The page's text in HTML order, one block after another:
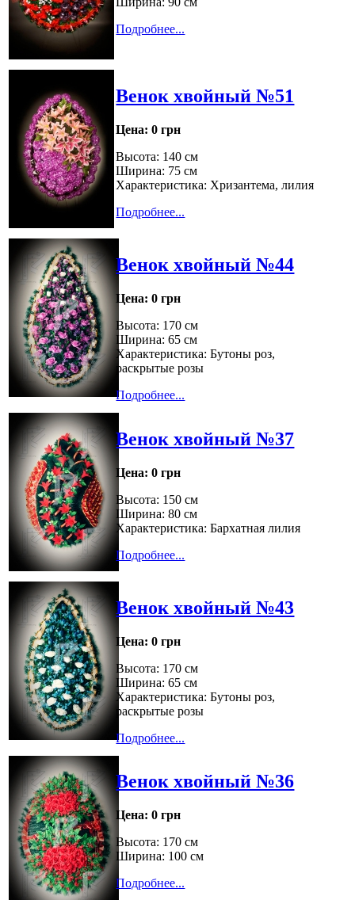
Подробнее...
Венок хвойный №51
Цена: 0 грн
Высота: 140 см
Ширина: 75 см
Характеристика: Хризантема, лилия
Подробнее...
Венок хвойный №44
Цена: 0 грн
Высота: 170 см
Ширина: 65 см
Характеристика: Бутоны роз,
раскрытые розы
Подробнее...
Венок хвойный №37
Цена: 0 грн
Высота: 150 см
Ширина: 80 см
Характеристика: Бархатная лилия
Подробнее...
Венок хвойный №43
Цена: 0 грн
Высота: 170 см
Ширина: 65 см
Характеристика: Бутоны роз,
раскрытые розы
Подробнее...
Венок хвойный №36
Цена: 0 грн
Высота: 170 см
Ширина: 100 см
Подробнее...